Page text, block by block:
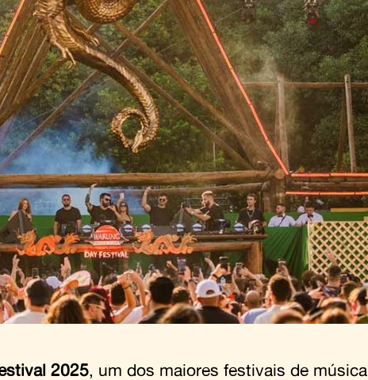
2025, um dos maiores festivais de música